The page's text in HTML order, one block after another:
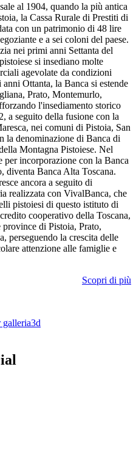
al 1904, quando la più antica
la Cassa Rurale di Prestiti di
con un patrimonio di 48 lire
e a sei coloni del paese.
nei primi anni Settanta del
si insediano molte
agevolate da condizioni
Ottanta, la Banca si estende
Prato, Montemurlo,
l'insediamento storico
a seguito della fusione con la
nei comuni di Pistoia, San
la denominazione di Banca di
Montagna Pistoiese. Nel
per incorporazione con la Banca
diventa Banca Alta Toscana.
ancora a seguito di
realizzata con VivalBanca, che
pistoiesi di questo istituto di
cooperativo della Toscana,
di Pistoia, Prato,
perseguendo la crescita delle
attenzione alle famiglie e
Scopri di più